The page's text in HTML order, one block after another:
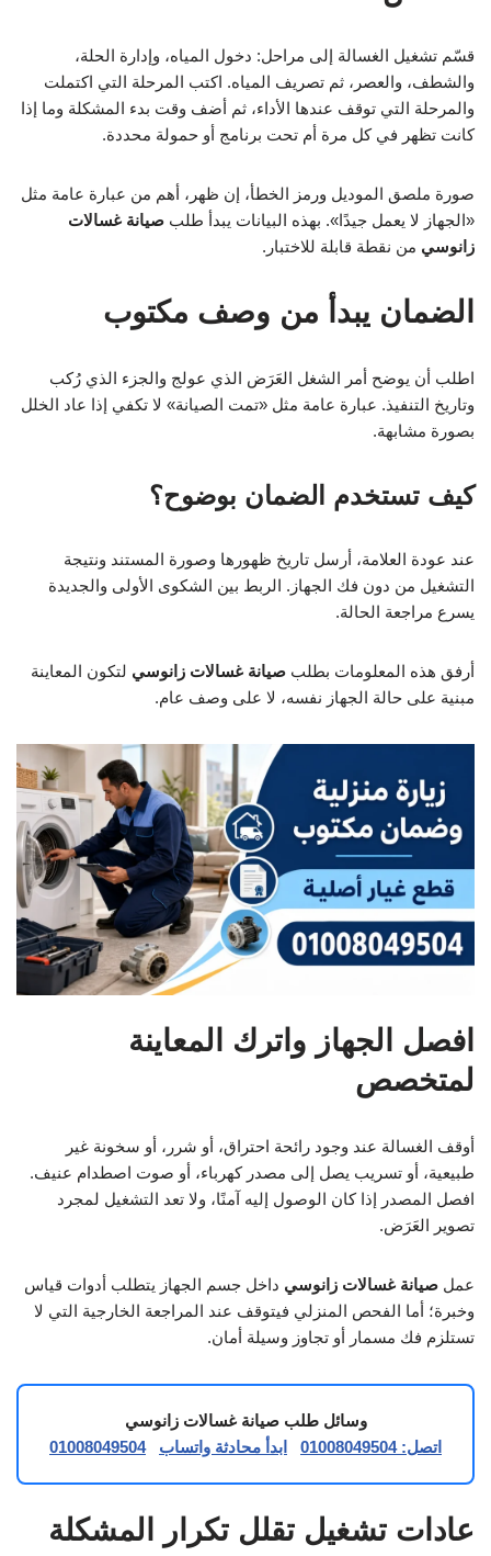
قسّم تشغيل الغسالة إلى مراحل: دخول المياه، وإدارة الحلة،
والشطف، والعصر، ثم تصريف المياه. اكتب المرحلة التي اكتملت
والمرحلة التي توقف عندها الأداء، ثم أضف وقت بدء المشكلة وما إذا
كانت تظهر في كل مرة أم تحت برنامج أو حمولة محددة.
صورة ملصق الموديل ورمز الخطأ، إن ظهر، أهم من عبارة عامة مثل
«الجهاز لا يعمل جيدًا». بهذه البيانات يبدأ طلب صيانة غسالات
زانوسي من نقطة قابلة للاختبار.
الضمان يبدأ من وصف مكتوب
اطلب أن يوضح أمر الشغل العَرَض الذي عولج والجزء الذي رُكب
وتاريخ التنفيذ. عبارة عامة مثل «تمت الصيانة» لا تكفي إذا عاد الخلل
بصورة مشابهة.
كيف تستخدم الضمان بوضوح؟
عند عودة العلامة، أرسل تاريخ ظهورها وصورة المستند ونتيجة
التشغيل من دون فك الجهاز. الربط بين الشكوى الأولى والجديدة
يسرع مراجعة الحالة.
أرفق هذه المعلومات بطلب صيانة غسالات زانوسي لتكون المعاينة
مبنية على حالة الجهاز نفسه، لا على وصف عام.
افصل الجهاز واترك المعاينة
لمتخصص
أوقف الغسالة عند وجود رائحة احتراق، أو شرر، أو سخونة غير
طبيعية، أو تسريب يصل إلى مصدر كهرباء، أو صوت اصطدام عنيف.
افصل المصدر إذا كان الوصول إليه آمنًا، ولا تعد التشغيل لمجرد
تصوير العَرَض.
عمل صيانة غسالات زانوسي داخل جسم الجهاز يتطلب أدوات قياس
وخبرة؛ أما الفحص المنزلي فيتوقف عند المراجعة الخارجية التي لا
تستلزم فك مسمار أو تجاوز وسيلة أمان.
وسائل طلب صيانة غسالات زانوسي
اتصل: 01008049504
ابدأ محادثة واتساب 01008049504
عادات تشغيل تقلل تكرار المشكلة